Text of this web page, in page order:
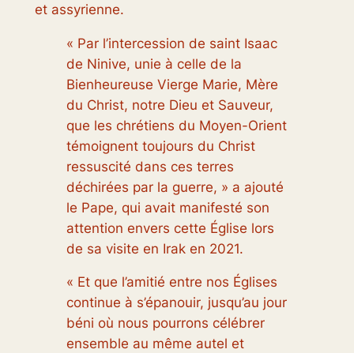
et assyrienne.
« Par l’intercession de saint Isaac
de Ninive, unie à celle de la
Bienheureuse Vierge Marie, Mère
du Christ, notre Dieu et Sauveur,
que les chrétiens du Moyen-Orient
témoignent toujours du Christ
ressuscité dans ces terres
déchirées par la guerre, » a ajouté
le Pape, qui avait manifesté son
attention envers cette Église lors
de sa visite en Irak en 2021.
« Et que l’amitié entre nos Églises
continue à s’épanouir, jusqu’au jour
béni où nous pourrons célébrer
ensemble au même autel et